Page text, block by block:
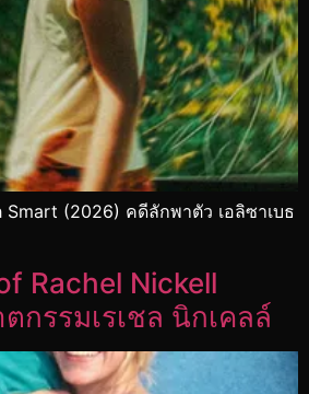
Smart (2026) คดีลักพาตัว เอลิซาเบธ
Rachel Nickell
กรรมเรเชล นิกเคลล์